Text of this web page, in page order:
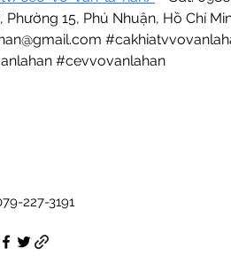
Phường 15, Phú Nhuận, Hồ Chí
#cevvovanlahan
227-3191